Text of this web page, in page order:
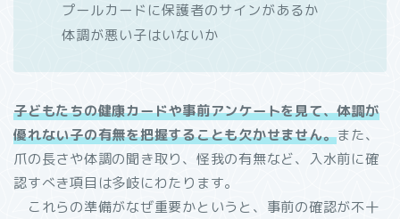
プールカードに保護者のサインがあるか
体調が悪い子はいないか
子どもたちの健康カードや事前アンケートを見て、体調が
優れない子の有無を把握することも欠かせません。また、
爪の長さや体調の聞き取り、怪我の有無など、入水前に確
認すべき項目は多岐にわたります。
これらの準備がなぜ重要かというと、事前の確認が不十